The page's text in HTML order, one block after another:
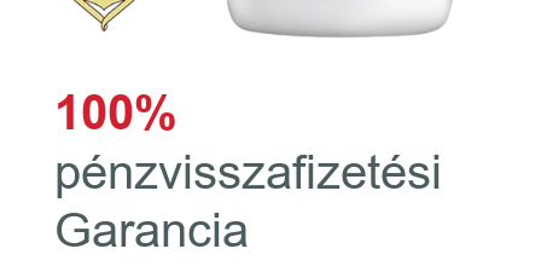
100%
pénzvisszafizetési
Garancia